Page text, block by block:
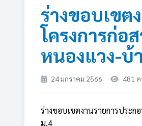
ร่างขอบเขต
โครงการก่อ
หนองแวง-บ้
24 มกราคม 2566 481 ค
ร่างขอบเขตงานรายการประ
ม.4